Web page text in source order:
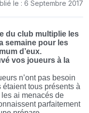
le : 6 Septembre 2017
du club multiplie les
semaine pour les
d’eux.
vos joueurs à la
n’ont pas besoin
tous présents à
les ai menacés de
parfaitement